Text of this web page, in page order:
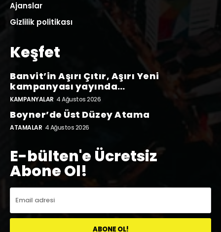
Ajanslar
Gizlilik politikası
Keşfet
Banvit’in Aşırı Çıtır, Aşırı Yeni
kampanyası yayında…
KAMPANYALAR 4 Ağustos 2026
Boyner’de Üst Düzey Atama
ATAMALAR 4 Ağustos 2026
E-bülten'e Ücretsiz
Abone Ol!
ABONE OL!